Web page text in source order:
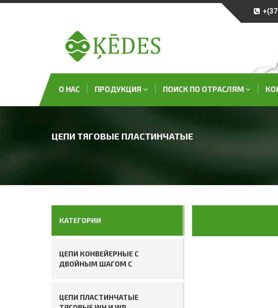
О НАС ПРОДУКЦИЯ ПОИСК ПО ОТРАСЛЯМ
ЦЕПИ ТЯГОВЫЕ ПЛАСТИНЧАТЫЕ
КАТЕГОРИИ
ЦЕПИ КОНВЕЙЕРНЫЕ С
ДВОЙНЫМ ШАГОМ C
ЦЕПИ ПЛАСТИНЧАТЫЕ